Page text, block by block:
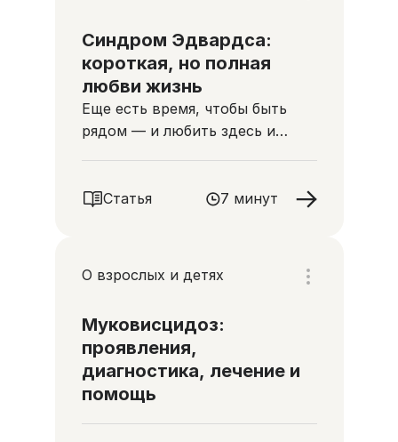
Синдром Эдвардса:
короткая, но полная
любви жизнь
Еще есть время, чтобы быть
рядом — и любить здесь и
Статья 7 минут
О взрослых и детях
Муковисцидоз:
проявления,
диагностика, лечение и
помощь